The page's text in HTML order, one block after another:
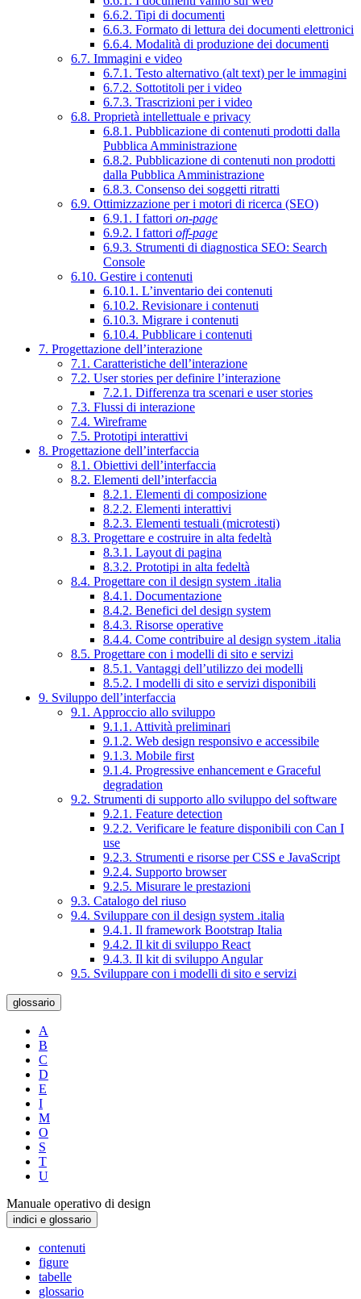
6.6.2. Tipi di documenti
6.6.3. Formato di lettura dei documenti elettronici
6.6.4. Modalità di produzione dei documenti
6.7. Immagini e video
6.7.1. Testo alternativo (alt text) per le immagini
6.7.2. Sottotitoli per i video
6.7.3. Trascrizioni per i video
6.8. Proprietà intellettuale e privacy
6.8.1. Pubblicazione di contenuti prodotti dalla
Pubblica Amministrazione
6.8.2. Pubblicazione di contenuti non prodotti
dalla Pubblica Amministrazione
6.8.3. Consenso dei soggetti ritratti
6.9. Ottimizzazione per i motori di ricerca (SEO)
6.9.1. I fattori on-page
6.9.2. I fattori off-page
6.9.3. Strumenti di diagnostica SEO: Search
Console
6.10. Gestire i contenuti
6.10.1. L’inventario dei contenuti
6.10.2. Revisionare i contenuti
6.10.3. Migrare i contenuti
6.10.4. Pubblicare i contenuti
7. Progettazione dell’interazione
7.1. Caratteristiche dell’interazione
7.2. User stories per definire l’interazione
7.2.1. Differenza tra scenari e user stories
7.3. Flussi di interazione
7.4. Wireframe
7.5. Prototipi interattivi
8. Progettazione dell’interfaccia
8.1. Obiettivi dell’interfaccia
8.2. Elementi dell’interfaccia
8.2.1. Elementi di composizione
8.2.2. Elementi interattivi
8.2.3. Elementi testuali (microtesti)
8.3. Progettare e costruire in alta fedeltà
8.3.1. Layout di pagina
8.3.2. Prototipi in alta fedeltà
8.4. Progettare con il design system .italia
8.4.1. Documentazione
8.4.2. Benefici del design system
8.4.3. Risorse operative
8.4.4. Come contribuire al design system .italia
8.5. Progettare con i modelli di sito e servizi
8.5.1. Vantaggi dell’utilizzo dei modelli
8.5.2. I modelli di sito e servizi disponibili
9. Sviluppo dell’interfaccia
9.1. Approccio allo sviluppo
9.1.1. Attività preliminari
9.1.2. Web design responsivo e accessibile
9.1.3. Mobile first
9.1.4. Progressive enhancement e Graceful
degradation
9.2. Strumenti di supporto allo sviluppo del software
9.2.1. Feature detection
9.2.2. Verificare le feature disponibili con Can I
use
9.2.3. Strumenti e risorse per CSS e JavaScript
9.2.4. Supporto browser
9.2.5. Misurare le prestazioni
9.3. Catalogo del riuso
9.4. Sviluppare con il design system .italia
9.4.1. Il framework Bootstrap Italia
9.4.2. Il kit di sviluppo React
9.4.3. Il kit di sviluppo Angular
9.5. Sviluppare con i modelli di sito e servizi
glossario
A
B
C
D
E
I
M
O
S
T
U
Manuale operativo di design
indici e glossario
contenuti
figure
tabelle
glossario